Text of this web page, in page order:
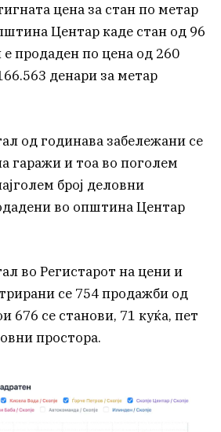
цена за стан по метар
Центар каде стан од 96
продаден по цена од 260
денари за метар
од годинава забележани се
гаражи и тоа во поголем
број деловни
во општина Центар
во Регистарот на цени и
се 754 продажби од
676 се станови, 71 куќа, пет
простора.